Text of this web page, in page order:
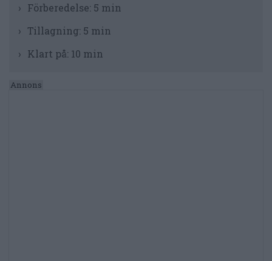
Förberedelse: 5 min
Tillagning: 5 min
Klart på: 10 min